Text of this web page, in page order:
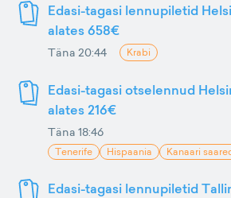
Edasi-tagasi lennupiletid
alates 658€
Täna 20:44 Krabi
Edasi-tagasi otselennud
alates 216€
Täna 18:46
Tenerife Hispaania Kanaari
Edasi-tagasi lennupiletid